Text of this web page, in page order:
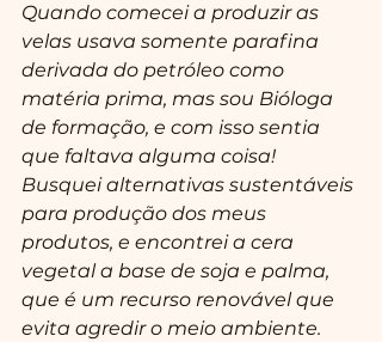
Quando comecei a produzir as
velas usava somente parafina
derivada do petróleo como
matéria prima, mas sou Bióloga
de formação, e com isso sentia
que faltava alguma coisa!
Busquei alternativas sustentáveis
para produção dos meus
produtos, e encontrei a cera
vegetal a base de soja e palma,
que é um recurso renovável que
evita agredir o meio ambiente.